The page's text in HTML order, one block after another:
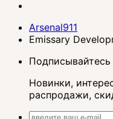
Arsenal911
Emissary
Новинки,
распродажи,